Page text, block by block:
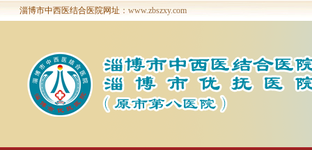
淄博市中西医结合医院网址 ：www.zbszxy.com